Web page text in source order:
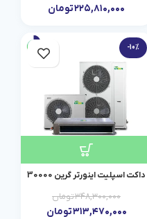
۲۲۵,۸۱۰,۰۰۰تومان
-10%
داکت اسپلیت اینورتر گرین 30000
۳۴۸,۳۰۰,۰۰۰تومان
۳۱۳,۴۷۰,۰۰۰تومان